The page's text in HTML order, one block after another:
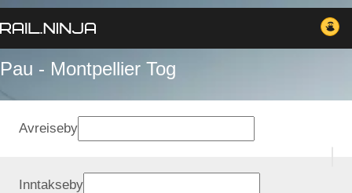
Pau - Montpellier Tog
Avreiseby
Inntakseby